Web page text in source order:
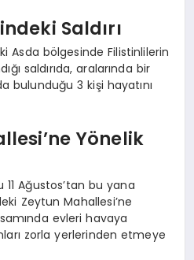
Saldırı
Asda bölgesinde Filistinlilerin
saldırıda, aralarında bir
bulunduğu 3 kişi hayatını
Yönelik
Ağustos’tan bu yana
Zeytun Mahallesi’ne
evleri havaya
zorla yerlerinden etmeye